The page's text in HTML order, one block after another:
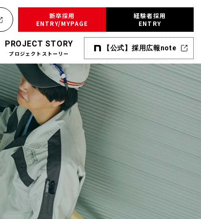
経験者採用
ENTRY
新卒採用
ENTRY/MYPAGE
PROJECT STORY
プロジェクトストーリー
【公式】採用広報note